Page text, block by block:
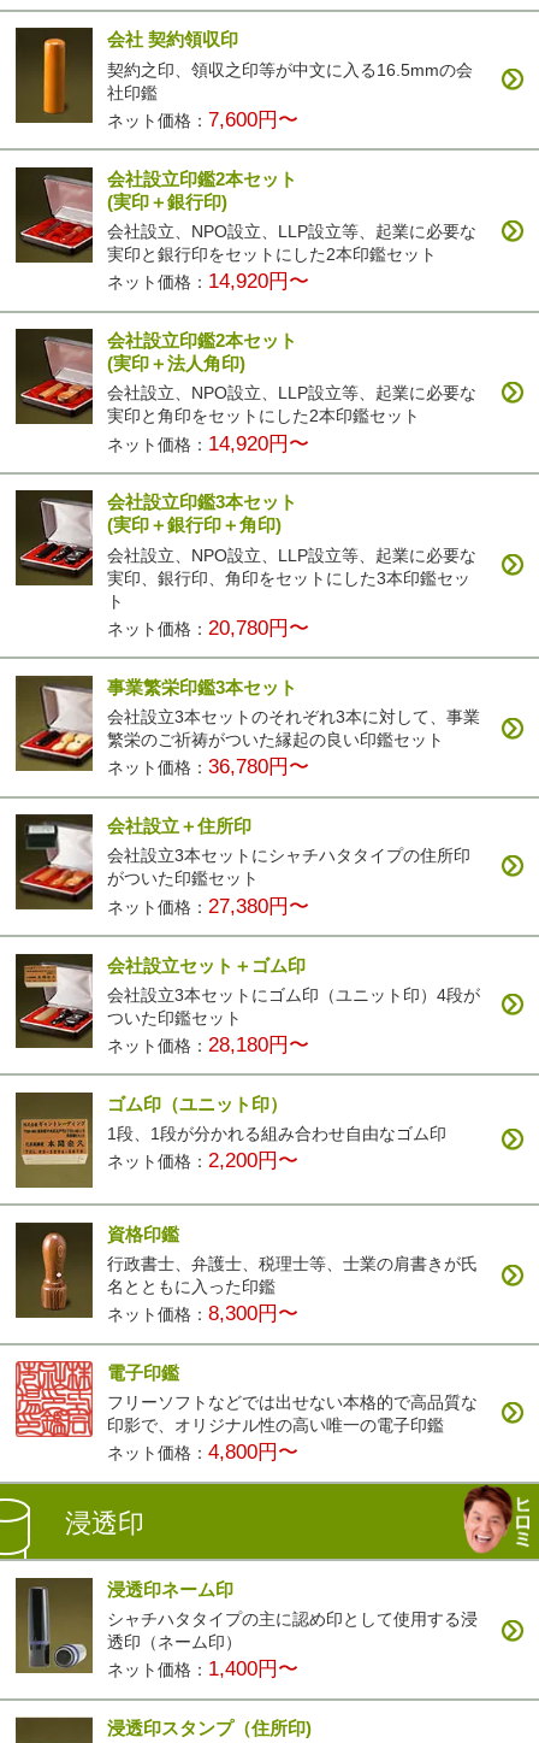
会社 契約領収印
契約之印、領収之印等が中文に入る16.5mmの会
社印鑑
ネット価格： 7,600円〜
会社設立印鑑2本セット
(実印＋銀行印)
会社設立、NPO設立、LLP設立等、起業に必要な
実印と銀行印をセットにした2本印鑑セット
ネット価格： 14,920円〜
会社設立印鑑2本セット
(実印＋法人角印)
会社設立、NPO設立、LLP設立等、起業に必要な
実印と角印をセットにした2本印鑑セット
ネット価格： 14,920円〜
会社設立印鑑3本セット
(実印＋銀行印＋角印)
会社設立、NPO設立、LLP設立等、起業に必要な
実印、銀行印、角印をセットにした3本印鑑セッ
ト
ネット価格： 20,780円〜
事業繁栄印鑑3本セット
会社設立3本セットのそれぞれ3本に対して、事業
繁栄のご祈祷がついた縁起の良い印鑑セット
ネット価格：36,780円〜
会社設立＋住所印
会社設立3本セットにシャチハタタイプの住所印
がついた印鑑セット
ネット価格： 27,380円〜
会社設立セット＋ゴム印
会社設立3本セットにゴム印（ユニット印）4段が
ついた印鑑セット
ネット価格： 28,180円〜
ゴム印（ユニット印）
1段、1段が分かれる組み合わせ自由なゴム印
ネット価格：2,200円〜
資格印鑑
行政書士、弁護士、税理士等、士業の肩書きが氏
名とともに入った印鑑
ネット価格：8,300円〜
電子印鑑
フリーソフトなどでは出せない本格的で高品質な
印影で、オリジナル性の高い唯一の電子印鑑
ネット価格：4,800円〜
浸透印
浸透印ネーム印
シャチハタタイプの主に認め印として使用する浸
透印（ネーム印）
ネット価格： 1,400円〜
浸透印スタンプ（住所印)